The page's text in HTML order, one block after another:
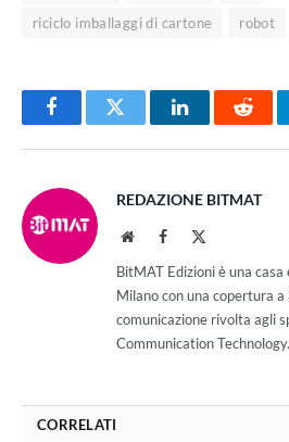
riciclo imballaggi di cartone
robot
FacebookTwitter LinkedIn
REDAZIONE BITMAT
WebsiteFacebook
BitMAT Edizioni è una casa
Milano con una copertura
comunicazione rivolta agli
Communication Technology.
CORRELATI